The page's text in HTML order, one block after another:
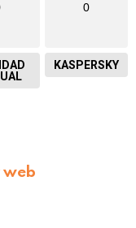
0
KASPERSKY
web